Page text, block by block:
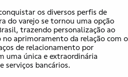
os diversos perfis de
do varejo se tornou uma opção
trazendo personalização ao
aprimoramento da relação com o
de relacionamento por
uma única e extraordinária
serviços bancários.